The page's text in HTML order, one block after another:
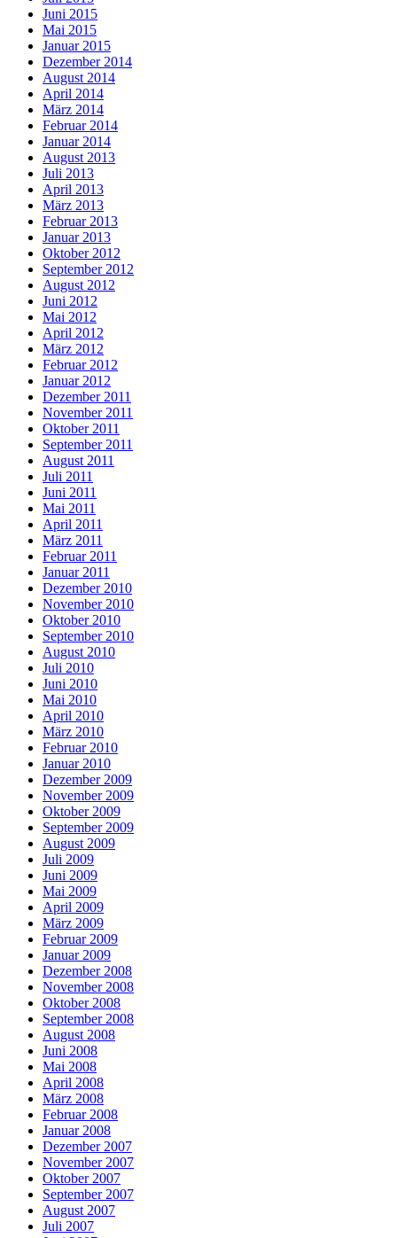
Juni 2015
Mai 2015
Januar 2015
Dezember 2014
August 2014
April 2014
März 2014
Februar 2014
Januar 2014
August 2013
Juli 2013
April 2013
März 2013
Februar 2013
Januar 2013
Oktober 2012
September 2012
August 2012
Juni 2012
Mai 2012
April 2012
März 2012
Februar 2012
Januar 2012
Dezember 2011
November 2011
Oktober 2011
September 2011
August 2011
Juli 2011
Juni 2011
Mai 2011
April 2011
März 2011
Februar 2011
Januar 2011
Dezember 2010
November 2010
Oktober 2010
September 2010
August 2010
Juli 2010
Juni 2010
Mai 2010
April 2010
März 2010
Februar 2010
Januar 2010
Dezember 2009
November 2009
Oktober 2009
September 2009
August 2009
Juli 2009
Juni 2009
Mai 2009
April 2009
März 2009
Februar 2009
Januar 2009
Dezember 2008
November 2008
Oktober 2008
September 2008
August 2008
Juni 2008
Mai 2008
April 2008
März 2008
Februar 2008
Januar 2008
Dezember 2007
November 2007
Oktober 2007
September 2007
August 2007
Juli 2007